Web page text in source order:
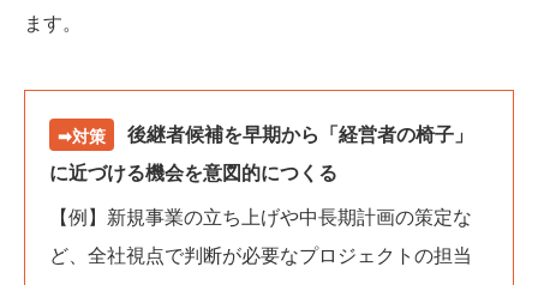
ます。
➡対策
後継者候補を早期から「経営者の椅子」
に近づける機会を意図的につくる
【例】新規事業の立ち上げや中長期計画の策定な
ど、全社視点で判断が必要なプロジェクトの担当